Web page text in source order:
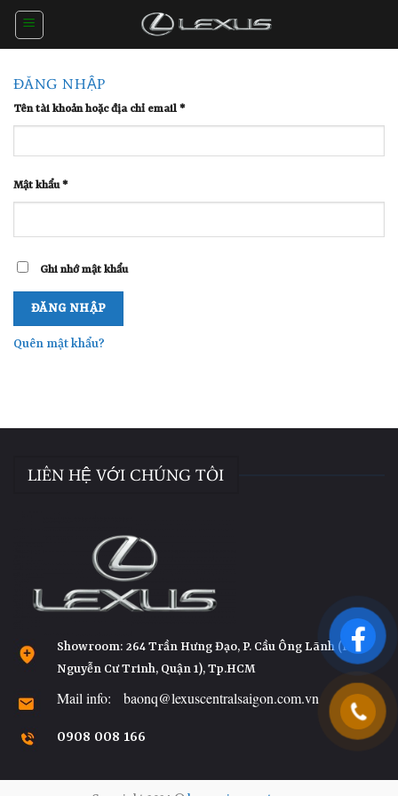
Skip
ĐĂNG NHẬP
Tên tài khoản hoặc địa chỉ email *
Mật khẩu*
Ghi nhớ mật khẩu
ĐĂNG NHẬP
Quên mật khẩu?
LIÊN HỆ VỚI CHÚNG TÔI
Showroom: 264 Trần Hưng Đạo, P. Cầu Ông Lãnh (P.
Nguyễn Cư Trinh, Quận 1), Tp.HCM
Mail info: baonq@lexuscentralsaigon.com.vn
0908 008 166